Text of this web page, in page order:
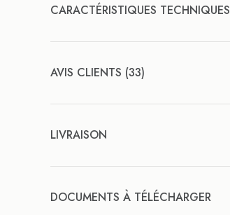
CARACTÉRISTIQUES TECHNIQUES
AVIS CLIENTS (33)
LIVRAISON
DOCUMENTS À TÉLÉCHARGER